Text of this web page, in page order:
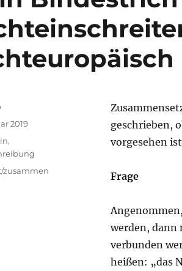
geschrieben,
vorgesehen
Frage
werden, dann
verbunden
heißen: „das
2019
,
zusammen